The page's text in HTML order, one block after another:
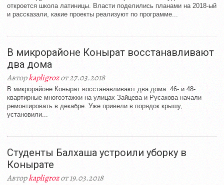
откроется школа латиницы. Власти поделились планами на 2018-ый
и рассказали, какие проекты реализуют по программе...
В микрорайоне Конырат восстанавливают
два дома
Авторkapligrozот 27.03.2018
В микрорайоне Конырат восстанавливают два дома. 46- и 48-
квартирные многоэтажки на улицах Зайцева и Русакова начали
ремонтировать в декабре. Уже привели в порядок крышу,
установили...
Студенты Балхаша устроили уборку в
Конырате
Авторkapligrozот 19.03.2018